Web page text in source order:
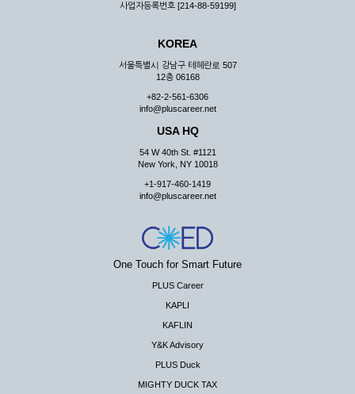
사업자등록번호 [214-88-59199]
KOREA
서울특별시 강남구 테헤란로 507
12층 06168
+82-2-561-6306
info@pluscareer.net
USA HQ
54 W 40th St. #1121
New York, NY 10018
+1-917-460-1419
info@pluscareer.net
One Touch for Smart Future
PLUS Career
KAPLI
KAFLIN
Y&K Advisory
PLUS Duck
MIGHTY DUCK TAX